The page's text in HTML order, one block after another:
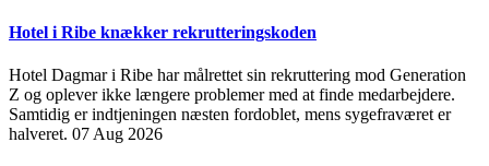
Hotel i Ribe knækker rekrutteringskoden
Hotel Dagmar i Ribe har målrettet sin rekruttering mod Generation
Z og oplever ikke længere problemer med at finde medarbejdere.
Samtidig er indtjeningen næsten fordoblet, mens sygefraværet er
halveret. 07 Aug 2026